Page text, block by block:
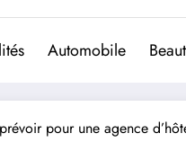
Automobile
pour une agence